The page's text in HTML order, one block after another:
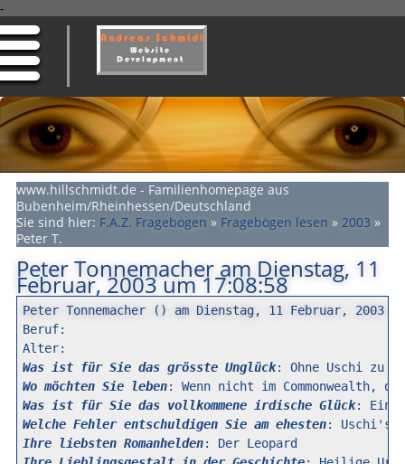
-
www.hillschmidt.de - Familienhomepage aus
Bubenheim/Rheinhessen/Deutschland
Sie sind hier: F.A.Z. Fragebogen » Fragebögen lesen » 2003 »
Peter T.
Peter Tonnemacher am Dienstag, 11
Februar, 2003 um 17:08:58
Peter Tonnemacher () am Dienstag, 11 Februar, 2003
Beruf:
Was ist für Sie das grösste Unglück
Wo möchten Sie leben
Was ist für Sie das vollkommene irdische Glück
Welche Fehler entschuldigen Sie am ehesten
Ihre liebsten Romanhelden